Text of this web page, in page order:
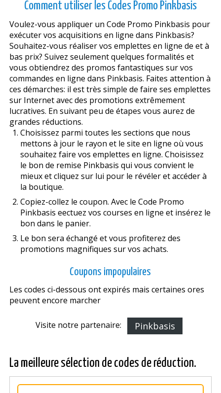
Comment utiliser les Codes Promo Pinkbasis
Voulez-vous appliquer un Code Promo Pinkbasis pour
exécuter vos acquisitions en ligne dans Pinkbasis?
Souhaitez-vous réaliser vos emplettes en ligne de et à
bas prix? Suivez seulement quelques formalités et
vous obtiendrez des promos fantastiques sur vos
commandes en ligne dans Pinkbasis. Faites attention à
ces démarches: il est très simple de faire ses emplettes
sur Internet avec des promotions extrêmement
lucratives. En suivant peu de étapes vous aurez de
grandes réductions.
Choisissez parmi toutes les sections que nous
mettons à jour le rayon et le site en ligne où vous
souhaitez faire vos emplettes en ligne. Choisissez
le bon de remise Pinkbasis qui vous convient le
mieux et cliquez sur lui pour le révéler et accéder à
la boutique.
Copiez-collez le coupon. Avec le Code Promo
Pinkbasis effectuez vos courses en ligne et insérez le
bon dans le panier.
Le bon sera échangé et vous profiterez des
promotions magnifiques sur vos achats.
Coupons impopulaires
Les codes ci-dessous ont expirés mais certaines offres
peuvent encore marcher
Visite notre partenaire: Pinkbasis
La meilleure sélection de codes de réduction.